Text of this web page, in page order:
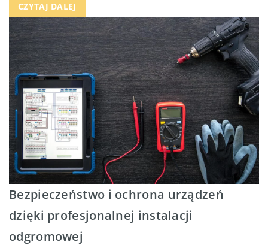
CZYTAJ DALEJ
Bezpieczeństwo i ochrona urządzeń
dzięki profesjonalnej instalacji
odgromowej